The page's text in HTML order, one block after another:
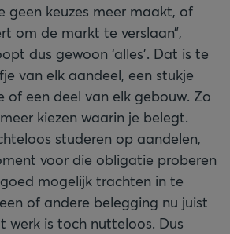
geen keuzes meer maakt, of
om de markt te verslaan”,
dus gewoon ‘alles’. Dat is te
van elk aandeel, een stukje
of een deel van elk gebouw. Zo
kiezen waarin je belegt.
studeren op aandelen,
voor die obligatie proberen
mogelijk trachten in te
of andere belegging nu juist
werk is toch nutteloos. Dus